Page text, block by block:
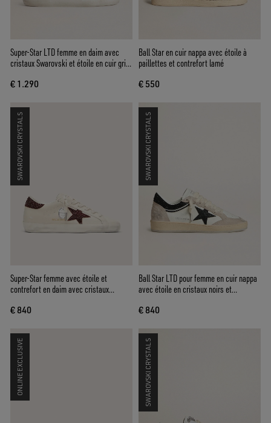
Super-Star LTD femme en daim avec
cristaux Swarovski et étoile en cuir gris
€ 1.290
Ball Star en cuir nappa avec étoile à
paillettes et contrefort lamé
€ 550
SWAROVSKI CRYSTALS
Super-Star femme avec étoile et
contrefort en daim avec cristaux
€ 840
SWAROVSKI CRYSTALS
Ball Star LTD pour femme en cuir nappa
avec étoile en cristaux noirs et
€ 840
ONLINE EXCLUSIVE SWAROVSKI CRYSTALS